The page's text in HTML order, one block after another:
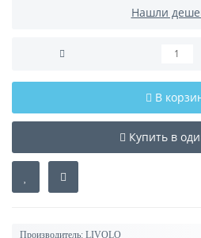
Нашли
В
Купить в
Производитель: LIVOLO